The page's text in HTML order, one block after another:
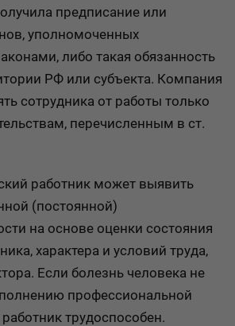
предписание или
уполномоченных
либо такая обязанность
РФ или субъекта. Компания
сотрудника от работы только
перечисленным в ст.
работник может выявить
(постоянной)
на основе оценки состояния
характера и условий труда,
Если болезнь человека не
профессиональной
трудоспособен.